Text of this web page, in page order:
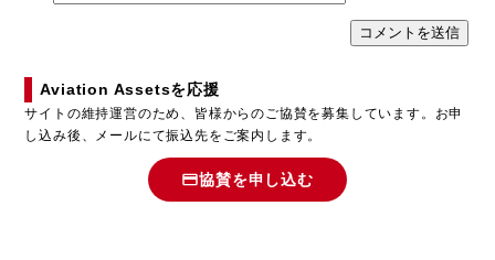
Aviation Assetsを応援
サイトの維持運営のため、皆様からのご協賛を募集しています。お申
し込み後、メールにて振込先をご案内します。
協賛を申し込む